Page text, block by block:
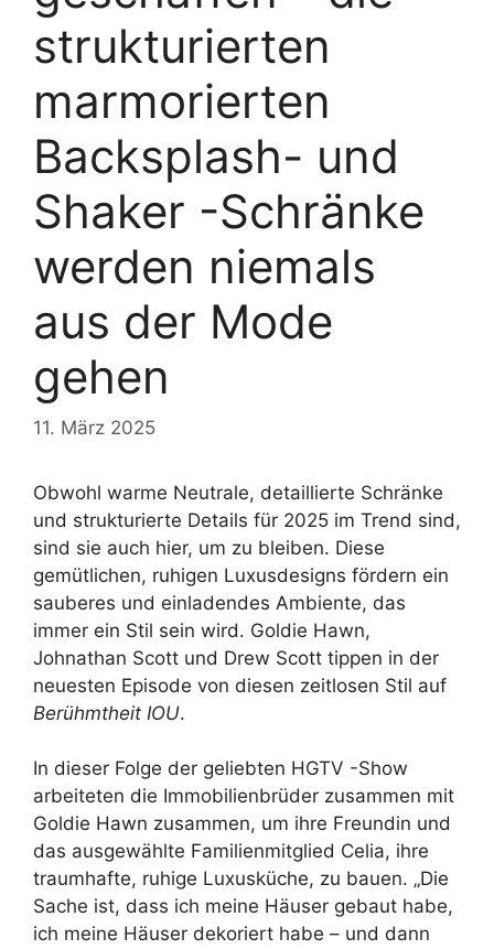
strukturierten
marmorierten
Backsplash- und
Shaker -Schränke
werden niemals
aus der Mode
gehen
11. März 2025
Obwohl warme Neutrale, detaillierte Schränke
und strukturierte Details für 2025 im Trend sind,
sind sie auch hier, um zu bleiben. Diese
gemütlichen, ruhigen Luxusdesigns fördern ein
sauberes und einladendes Ambiente, das
immer ein Stil sein wird. Goldie Hawn,
Johnathan Scott und Drew Scott tippen in der
neuesten Episode von diesen zeitlosen Stil auf
Berühmtheit IOU.
In dieser Folge der geliebten HGTV -Show
arbeiteten die Immobilienbrüder zusammen mit
Goldie Hawn zusammen, um ihre Freundin und
das ausgewählte Familienmitglied Celia, ihre
traumhafte, ruhige Luxusküche, zu bauen. „Die
Sache ist, dass ich meine Häuser gebaut habe,
ich meine Häuser dekoriert habe – und dann